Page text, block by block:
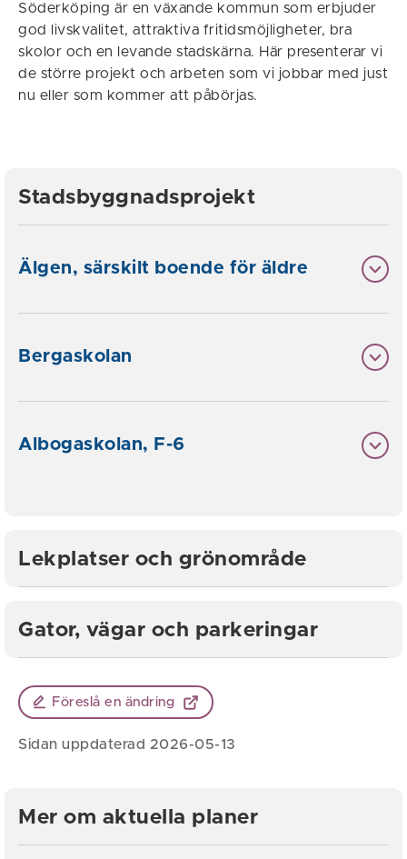
Söderköping är en växande kommun som erbjuder
god livskvalitet, attraktiva fritidsmöjligheter, bra
skolor och en levande stadskärna. Här presenterar vi
de större projekt och arbeten som vi jobbar med just
nu eller som kommer att påbörjas.
Stadsbyggnadsprojekt
Älgen, särskilt boende för äldre
Bergaskolan
Albogaskolan, F-6
Lekplatser och grönområde
Gator, vägar och parkeringar
Föreslå en ändring
Sidan uppdaterad 2026-05-13
Mer om aktuella planer